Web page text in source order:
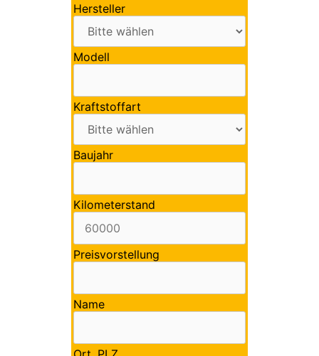
Hersteller
Modell
Kraftstoffart
Baujahr
Kilometerstand
Preisvorstellung
Name